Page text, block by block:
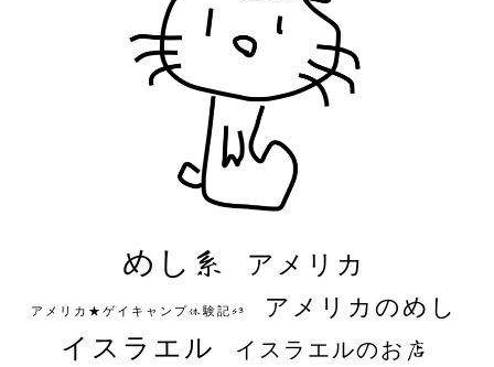
めし系 アメリカ
アメリカ★ゲイキャンプ体験記S3 アメリカのめし
イスラエル イスラエルのお店